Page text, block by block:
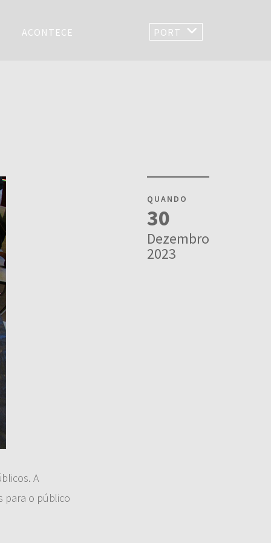
ACONTECE PORT
QUANDO
30
Dezembro
2023
A
para o público